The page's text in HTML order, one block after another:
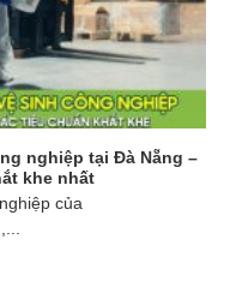
nghiệp tại Đà Nẵng –
khe nhất
của